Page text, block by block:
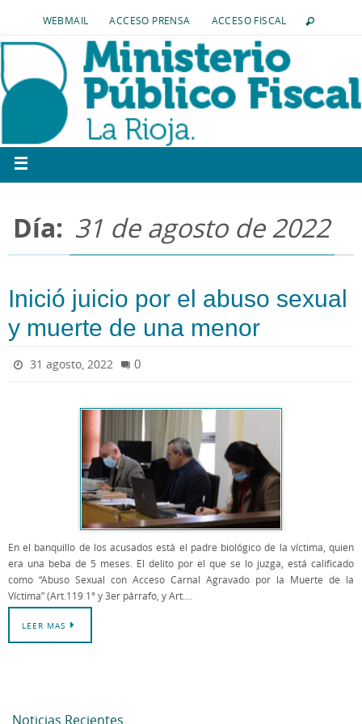
WEBMAIL ACCESO PRENSA ACCESO FISCAL
Día: 31 de agosto de 2022
Inició juicio por el abuso sexual
y muerte de una menor
31 agosto, 2022 0
En el banquillo de los acusados está el padre biológico de la víctima, quien
era una beba de 5 meses. El delito por el que se lo juzga, está calificado
como “Abuso Sexual con Acceso Carnal Agravado por la Muerte de la
Víctima” (Art.119 1° y 3er párrafo, y Art.…
LEER MAS
Noticias Recientes